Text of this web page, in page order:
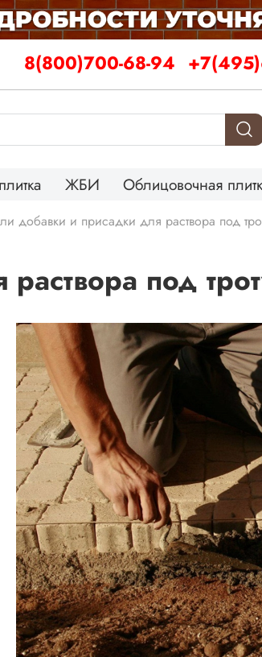
8(800)700-68-94
ЖБИ Облицовочная
добавки и присадки для раствора под
под